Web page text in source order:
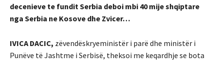
decenieve te fundit Serbia deboi mbi 40 mije shqiptare
nga Serbia ne Kosove dhe Zvicer…
IVICA DACIC, zëvendëskryeministër i parë dhe ministër i
Punëve të Jashtme i Serbisë, theksoi me keqardhje se bota